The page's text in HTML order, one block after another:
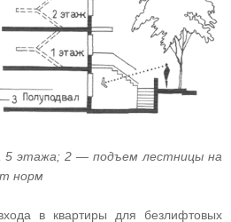
этажа; 2 — подъем лестницы на
норм
в квартиры для безлифтовых